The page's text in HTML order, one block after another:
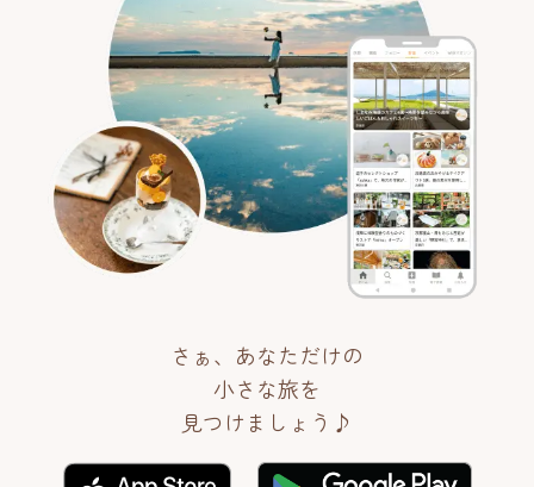
さぁ、あなただけの
小さな旅を
見つけましょう♪